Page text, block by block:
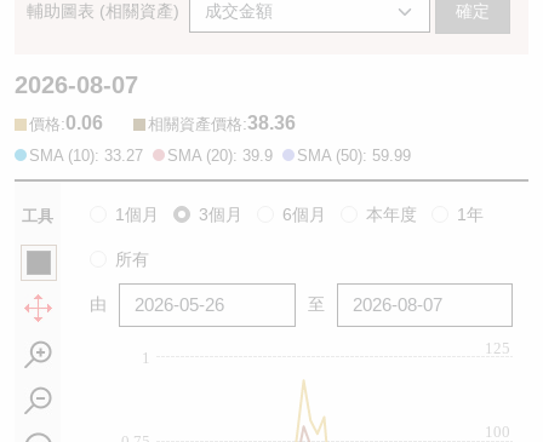
輔助圖表 (相關資產) 確定
2026-08-07
價格:0.06 相關資產價格:38.36
SMA (10): 33.27 SMA (20): 39.9 SMA (50): 59.99
工具 1個月 3個月 6個月 本年度 1年
所有
由 至
1
100
125